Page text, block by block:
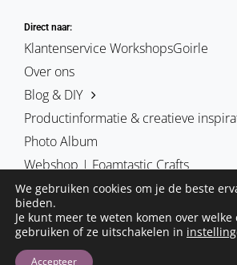
Direct naar:
Klantenservice WorkshopsGoirle
Over ons
Blog & DIY
Productinformatie & creatieve
Photo Album
Webshop | Foamtastic Crafts
De blog foamtasticcrafts | schmink &
Deze site is is eigendom van Hobby-Art vof
We gebruiken cookies om je de beste
bieden.
Je kunt meer te weten komen over welke
gebruiken of ze uitschakelen in
Accepteer